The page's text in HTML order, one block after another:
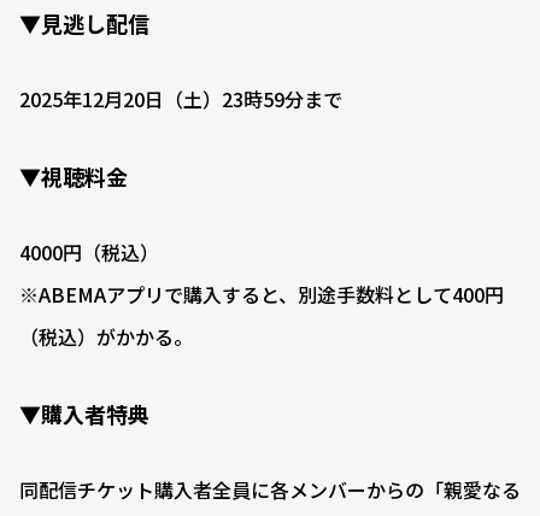
▼見逃し配信
2025年12月20日（土）23時59分まで
▼視聴料金
4000円（税込）
※ABEMAアプリで購入すると、別途手数料として400円
（税込）がかかる。
▼購入者特典
同配信チケット購入者全員に各メンバーからの「親愛なる